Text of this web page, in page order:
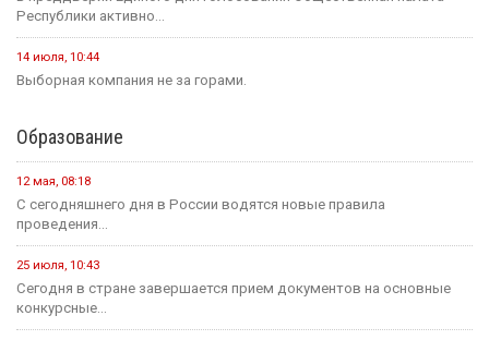
Республики активно...
14 июля, 10:44
Выборная компания не за горами.
Образование
12 мая, 08:18
С сегодняшнего дня в России водятся новые правила
проведения...
25 июля, 10:43
Сегодня в стране завершается прием документов на основные
конкурсные...